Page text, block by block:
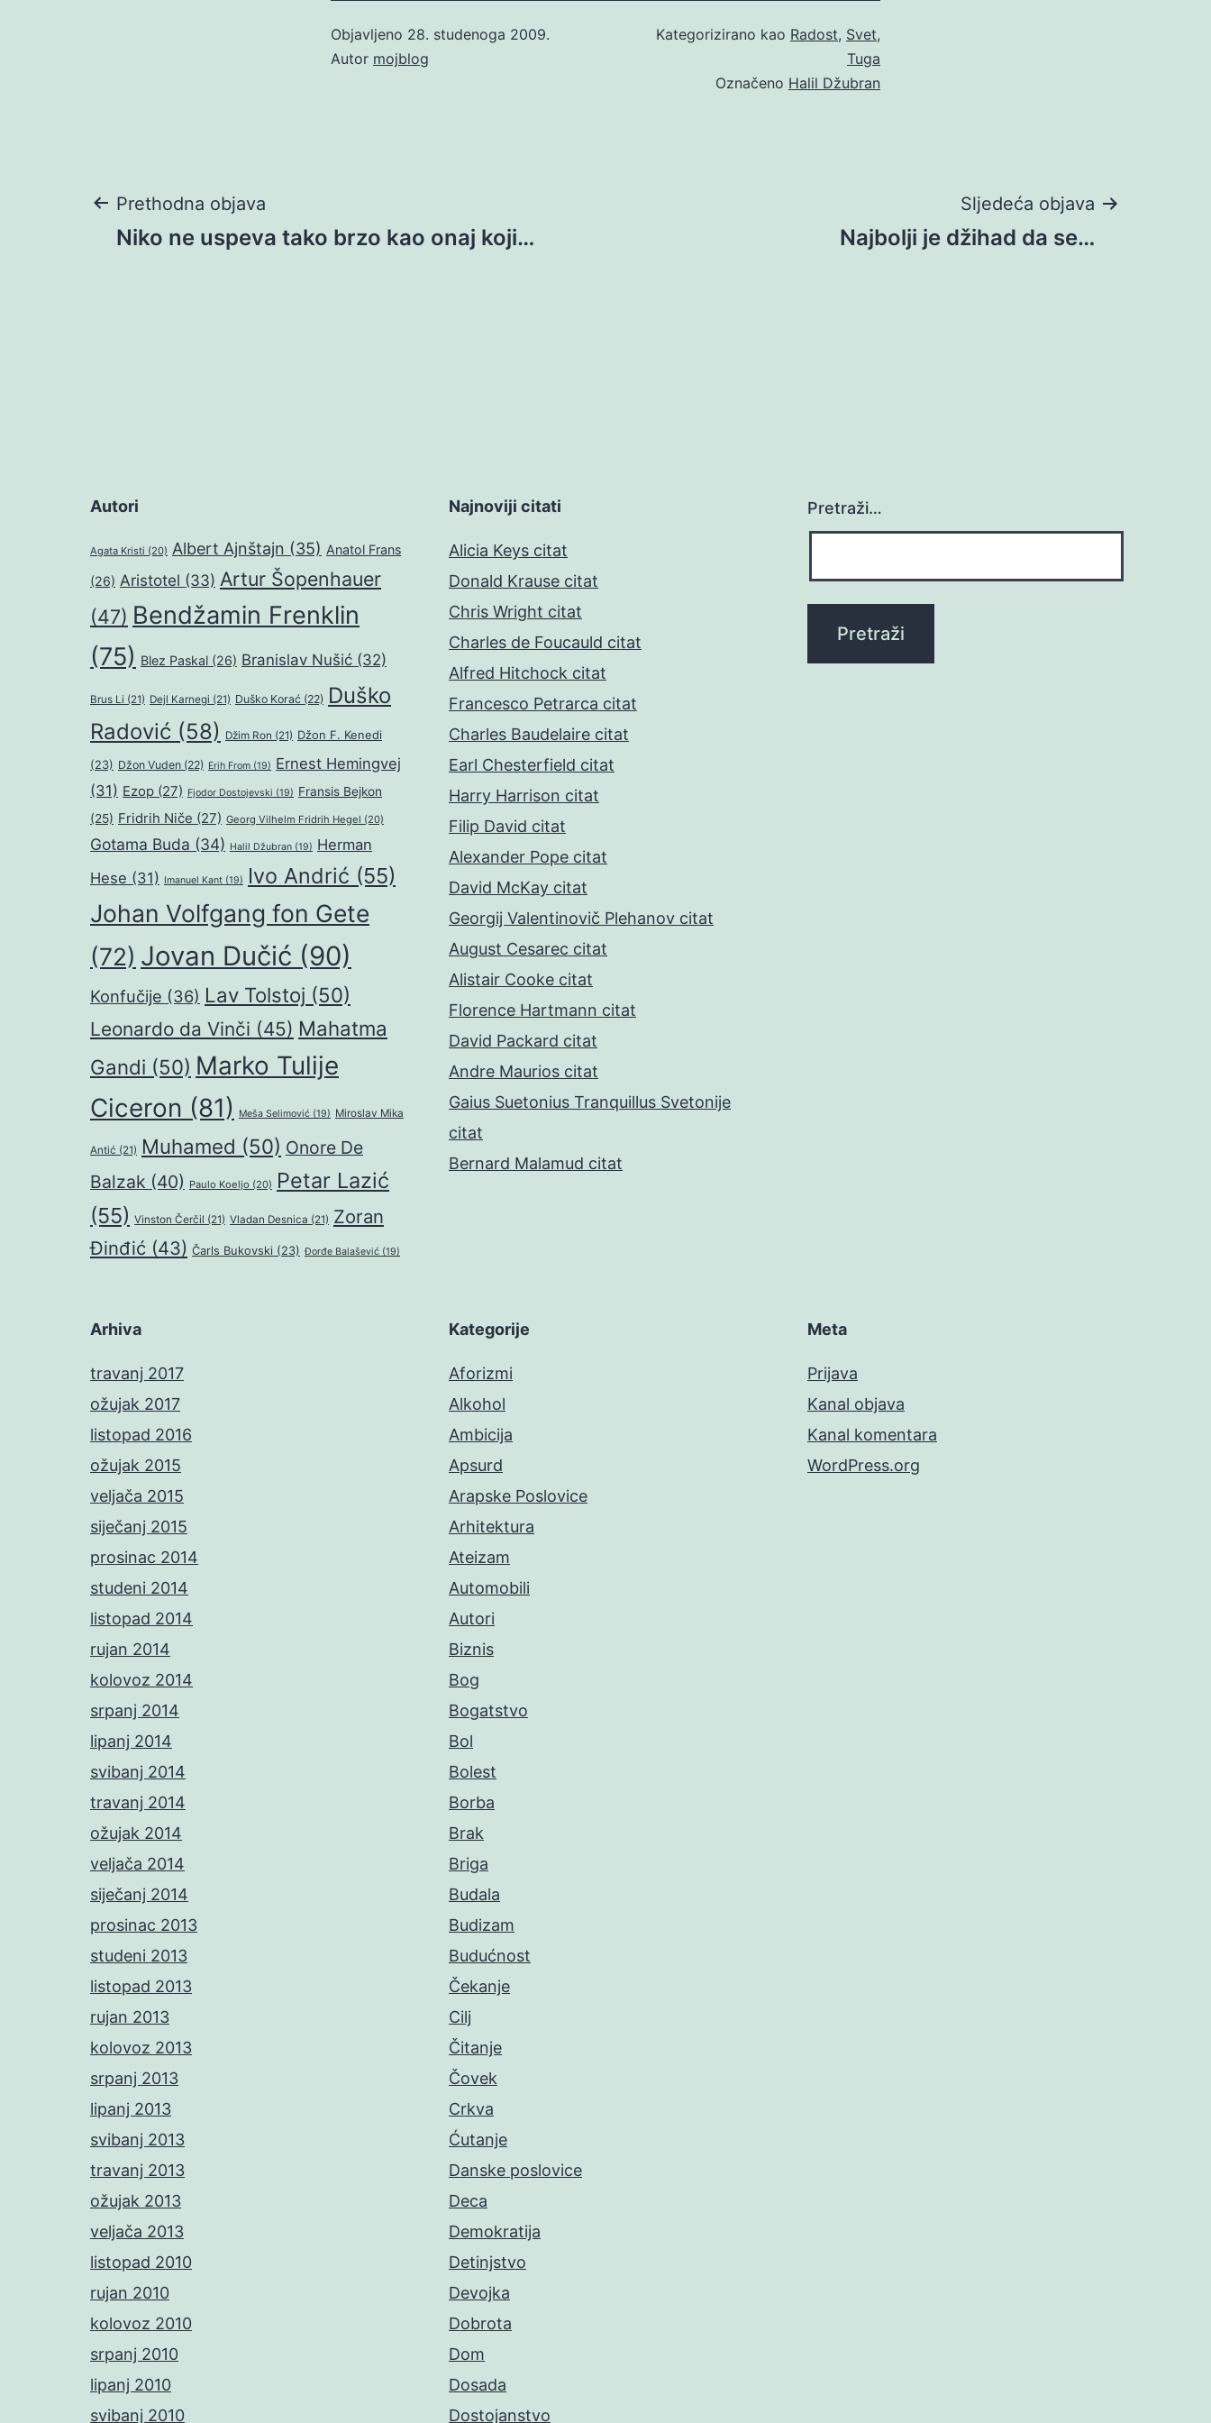
Objavljeno 28. studenoga 2009.
Autor mojblog
Kategorizirano kao Radost, Svet,
Tuga
Označeno Halil Džubran
Navigacija
Prethodna objava
Niko ne uspeva tako brzo kao onaj koji…
Sljedeća objava
Najbolji je džihad da se…
Autori
Agata Kristi (20) Albert Ajnštajn (35) Anatol Frans
(26) Aristotel (33) Artur Šopenhauer
(47) Bendžamin Frenklin
(75) Blez Paskal (26) Branislav Nušić (32)
Brus Li (21) Dejl Karnegi (21) Duško Korać (22) Duško
Radović (58) Džim Ron (21) Džon F. Kenedi
(23) Džon Vuden (22) Erih From (19) Ernest Hemingvej
(31) Ezop (27) Fjodor Dostojevski (19) Fransis Bejkon
(25) Fridrih Niče (27) Georg Vilhelm Fridrih Hegel (20)
Gotama Buda (34) Halil Džubran (19) Herman
Hese (31) Imanuel Kant (19) Ivo Andrić (55)
Johan Volfgang fon Gete
(72) Jovan Dučić (90)
Konfučije (36) Lav Tolstoj (50)
Leonardo da Vinči (45) Mahatma
Gandi (50) Marko Tulije
Ciceron (81) Meša Selimović (19) Miroslav Mika
Antić (21) Muhamed (50) Onore De
Balzak (40) Paulo Koeljo (20) Petar Lazić
(55) Vinston Čerčil (21) Vladan Desnica (21) Zoran
Đinđić (43) Čarls Bukovski (23) Đorđe Balašević (19)
Najnoviji citati
Alicia Keys citat
Donald Krause citat
Chris Wright citat
Charles de Foucauld citat
Alfred Hitchock citat
Francesco Petrarca citat
Charles Baudelaire citat
Earl Chesterfield citat
Harry Harrison citat
Filip David citat
Alexander Pope citat
David McKay citat
Georgij Valentinovič Plehanov citat
August Cesarec citat
Alistair Cooke citat
Florence Hartmann citat
David Packard citat
Andre Maurios citat
Gaius Suetonius Tranquillus Svetonije
citat
Bernard Malamud citat
Pretraži…
Arhiva
travanj 2017
ožujak 2017
listopad 2016
ožujak 2015
veljača 2015
siječanj 2015
prosinac 2014
studeni 2014
listopad 2014
rujan 2014
kolovoz 2014
srpanj 2014
lipanj 2014
svibanj 2014
travanj 2014
ožujak 2014
veljača 2014
siječanj 2014
prosinac 2013
studeni 2013
listopad 2013
rujan 2013
kolovoz 2013
srpanj 2013
lipanj 2013
svibanj 2013
travanj 2013
ožujak 2013
veljača 2013
listopad 2010
rujan 2010
kolovoz 2010
srpanj 2010
lipanj 2010
svibanj 2010
Kategorije
Aforizmi
Alkohol
Ambicija
Apsurd
Arapske Poslovice
Arhitektura
Ateizam
Automobili
Autori
Biznis
Bog
Bogatstvo
Bol
Bolest
Borba
Brak
Briga
Budala
Budizam
Budućnost
Čekanje
Cilj
Čitanje
Čovek
Crkva
Ćutanje
Danske poslovice
Deca
Demokratija
Detinjstvo
Devojka
Dobrota
Dom
Dosada
Dostojanstvo
Meta
Prijava
Kanal objava
Kanal komentara
WordPress.org